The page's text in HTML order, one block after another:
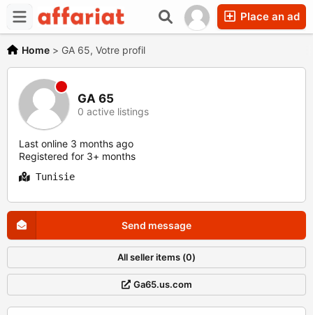
Place an ad
Home > GA 65, Votre profil
GA 65
0 active listings
Last online 3 months ago
Registered for 3+ months
Tunisie
Send message
All seller items (0)
Ga65.us.com